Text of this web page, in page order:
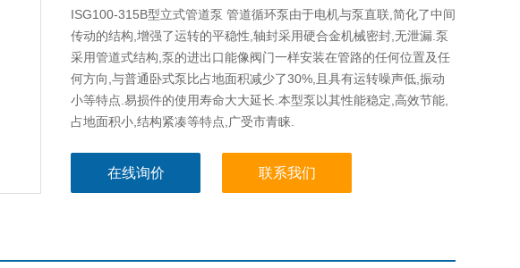
ISG100-315B型立式管道泵 管道循环泵由于电机与泵直联,简化了中间
传动的结构,增强了运转的平稳性,轴封采用硬合金机械密封,无泄漏.泵
采用管道式结构,泵的进出口能像阀门一样安装在管路的任何位置及任
何方向,与普通卧式泵比占地面积减少了30%,且具有运转噪声低,振动
小等特点.易损件的使用寿命大大延长.本型泵以其性能稳定,高效节能,
占地面积小,结构紧凑等特点,广受市青睐.
在线询价 联系我们